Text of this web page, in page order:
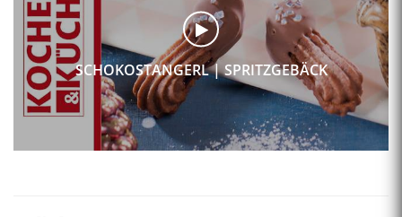
SCHOKOSTANGERL | SPRITZGEBÄCK